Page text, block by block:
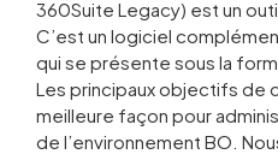
360Suite Legacy) est un
C’est un logiciel
qui se présente sous la
Les principaux objectifs de
meilleure façon pour
de l’environnement BO.